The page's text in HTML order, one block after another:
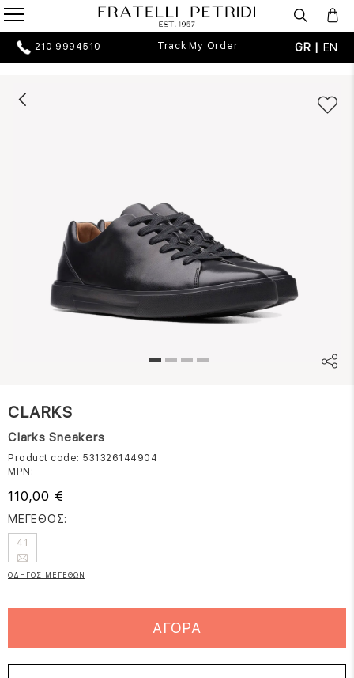
210 9994510 Track My Order GR | EN
CLARKS
Clarks Sneakers
Product code: 531326144904
MPN:
110,00 €
ΜΕΓΕΘΟΣ:
41
ΟΔΗΓΟΣ ΜΕΓΕΘΩΝ
ΑΓΟΡΑ